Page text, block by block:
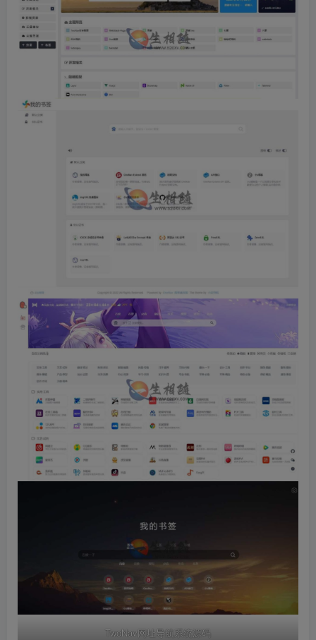
TwoNav网址导航系统源码